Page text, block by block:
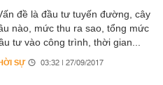
đề là đầu tư tuyến đường, cây
nào, mức thu ra sao, tổng mức
tư vào công trình, thời gian...
SỰ 03:32 | 27/09/2017